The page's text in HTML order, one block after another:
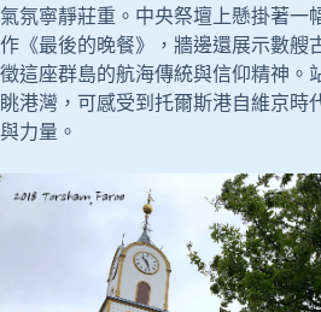
氣氛寧靜莊重。中央祭壇上懸掛著一
作《最後的晚餐》，牆邊還展示數艘
徵這座群島的航海傳統與信仰精神。
眺港灣，可感受到托爾斯港自維京時
與力量。